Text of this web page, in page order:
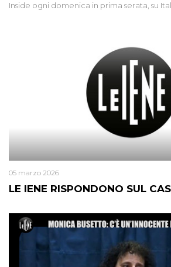
Inside ogni domenica in prima serata, su
LE IENE RISPONDONO SUL
05 marzo 2026